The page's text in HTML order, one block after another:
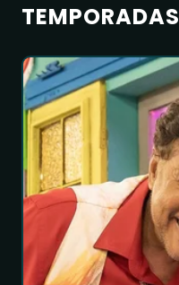
TEMPORADAS